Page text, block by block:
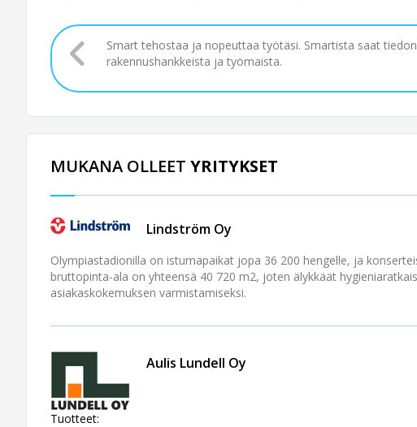
Smart tehostaa ja nopeuttaa työtäsi. Smartista saat
rakennushankkeista ja työmaista.
MUKANA OLLEET YRITYKSET
Lindström Oy
Olympiastadionilla on istumapaikat jopa 36 200 hengelle, ja
bruttopinta-ala on yhteensä 40 720 m2, joten älykkäät
asiakaskokemuksen varmistamiseksi.
Aulis Lundell Oy
Tuotteet: